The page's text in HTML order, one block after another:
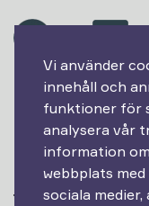
Vi använder
innehåll och
funktioner för
analysera vår
information
webbplats
sociala
Epost